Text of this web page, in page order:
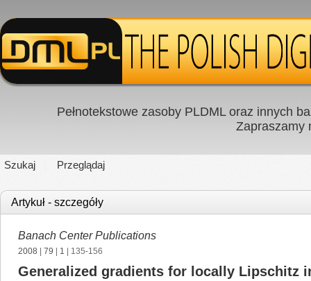
Pełnotekstowe zasoby PLDML oraz innych
Zapraszamy
Szukaj Przeglądaj
Artykuł - szczegóły
Banach Center Publications
2008 79 1 | 135-156
Generalized gradients for locally Lipschitz